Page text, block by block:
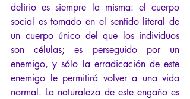
delirio es siempre la misma: el cuerpo
social es tomado en el sentido literal de
un cuerpo único del que los individuos
son células; es perseguido por un
enemigo, y sólo la erradicación de este
enemigo le permitirá volver a una vida
normal. La naturaleza de este engaño es